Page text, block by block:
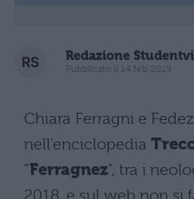
Redazione
Pubblicato il 14 feb 2019
Chiara Ferragni e
nell’enciclopedia
“Ferragnez“, tra i
2018, e sul web non si